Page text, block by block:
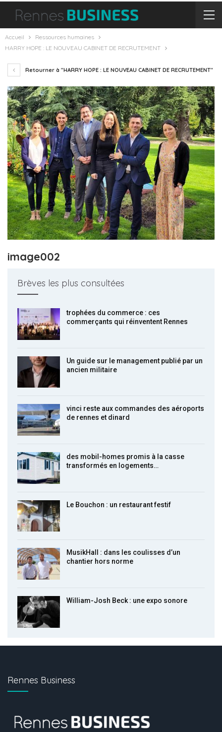
Accueil
Ressources humaines
HARRY HOPE : LE NOUVEAU CABINET DE RECRUTEMENT
Retourner à "HARRY HOPE : LE NOUVEAU CABINET DE RECRUTEMENT"
image002
Brèves les plus consultées
trophées du commerce : ces
commerçants qui réinventent Rennes
Un guide sur le management publié par un
ancien militaire
vinci reste aux commandes des aéroports
de rennes et dinard
des mobil-homes promis à la casse
transformés en logements…
Le Bouchon : un restaurant festif
MusikHall : dans les coulisses d’un
chantier hors norme
William-Josh Beck : une expo sonore
Rennes Business